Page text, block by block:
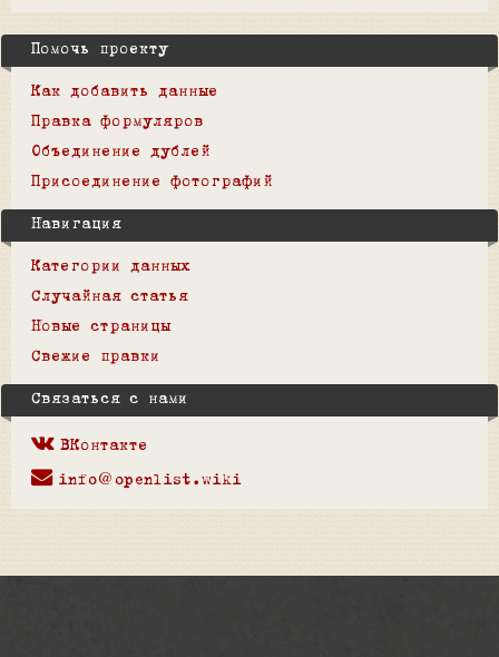
Помочь проекту
Как добавить данные
Правка формуляров
Объединение дублей
Присоединение фотографий
Навигация
Категории данных
Случайная статья
Новые страницы
Свежие правки
Связаться с нами
ВКонтакте
info@openlist.wiki